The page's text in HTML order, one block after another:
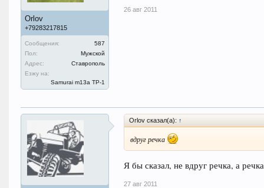
Orlov
+79283217815
Сообщения:
587
Пол:
Мужской
Адрес:
Ставрополь
Езжу на:
Samurai m13a ТР-1
26 авг 2011
Orlov сказал(а): ↑
вдруг речка
Я бы сказал, не вдруг речка, а
27 авг 2011